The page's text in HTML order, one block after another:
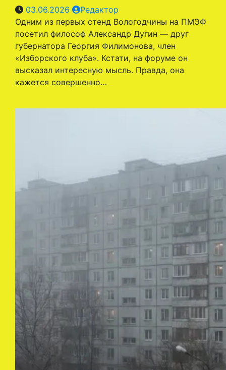
03.06.2026
Редактор
Одним из первых стенд Вологодчины на ПМЭФ
посетил философ Александр Дугин — друг
губернатора Георгия Филимонова, член
«Изборского клуба». Кстати, на форуме он
высказал интересную мысль. Правда, она
кажется совершенно…